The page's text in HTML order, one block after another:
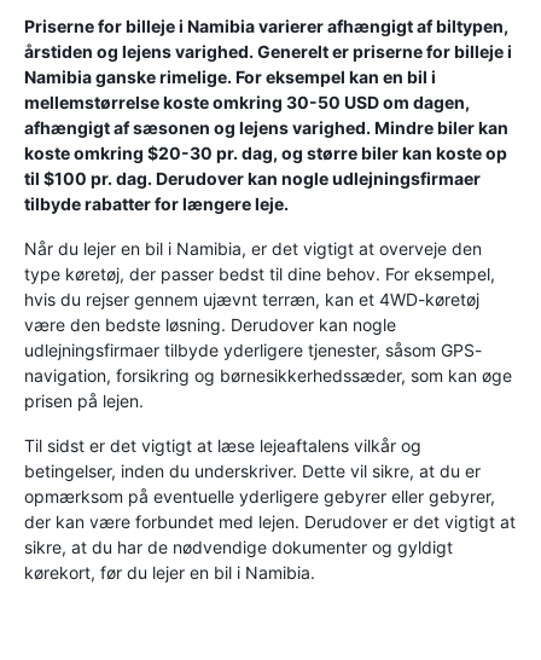
Priserne for billeje i Namibia varierer afhængigt af biltypen,
årstiden og lejens varighed. Generelt er priserne for billeje i
Namibia ganske rimelige. For eksempel kan en bil i
mellemstørrelse koste omkring 30-50 USD om dagen,
afhængigt af sæsonen og lejens varighed. Mindre biler kan
koste omkring $20-30 pr. dag, og større biler kan koste op
til $100 pr. dag. Derudover kan nogle udlejningsfirmaer
tilbyde rabatter for længere leje.
Når du lejer en bil i Namibia, er det vigtigt at overveje den
type køretøj, der passer bedst til dine behov. For eksempel,
hvis du rejser gennem ujævnt terræn, kan et 4WD-køretøj
være den bedste løsning. Derudover kan nogle
udlejningsfirmaer tilbyde yderligere tjenester, såsom GPS-
navigation, forsikring og børnesikkerhedssæder, som kan øge
prisen på lejen.
Til sidst er det vigtigt at læse lejeaftalens vilkår og
betingelser, inden du underskriver. Dette vil sikre, at du er
opmærksom på eventuelle yderligere gebyrer eller gebyrer,
der kan være forbundet med lejen. Derudover er det vigtigt at
sikre, at du har de nødvendige dokumenter og gyldigt
kørekort, før du lejer en bil i Namibia.